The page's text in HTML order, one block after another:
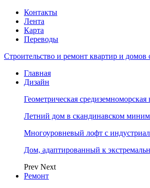
Контакты
Лента
Карта
Переводы
Строительство и ремонт квартир и домов
Главная
Дизайн
Геометрическая средиземноморская
Летний дом в скандинавском
Многоуровневый лофт с
Дом, адаптированный к
Prev Next
Ремонт